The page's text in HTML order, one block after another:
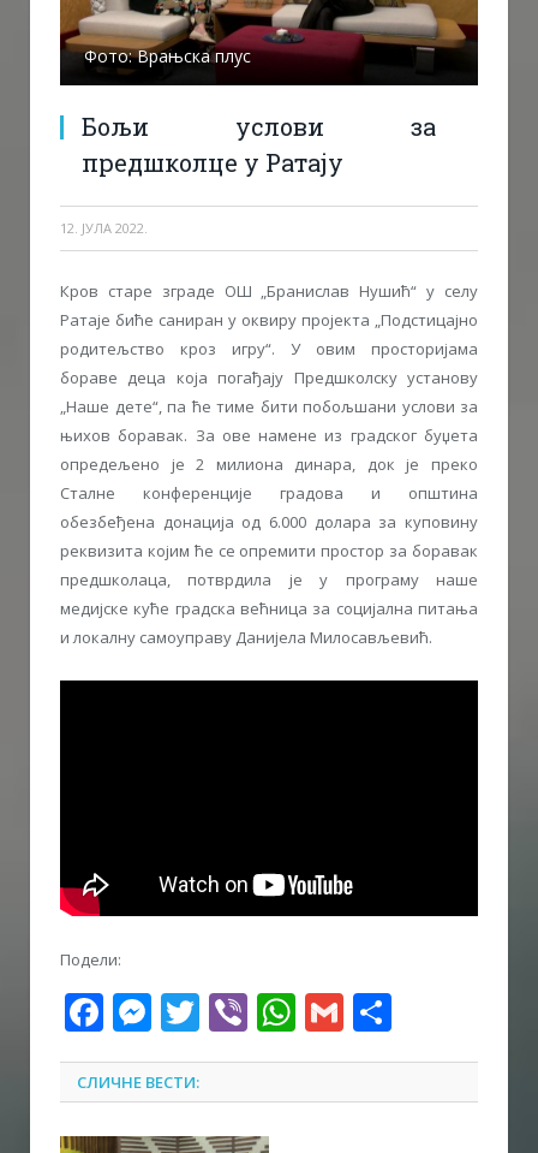
Фото: Врањска плус
Бољи услови за
предшколце у Ратају
12. ЈУЛА 2022.
Кров старе зграде ОШ „Бранислав Нушић“ у селу
Ратаје биће саниран у оквиру пројекта „Подстицајно
родитељство кроз игру“. У овим просторијама
бораве деца која погађају Предшколску установу
„Наше дете“, па ће тиме бити побољшани услови за
њихов боравак. За ове намене из градског буџета
опредељено је 2 милиона динара, док је преко
Сталне конференције градова и општина
обезбеђена донација од 6.000 долара за куповину
реквизита којим ће се опремити простор за боравак
предшколаца, потврдила је у програму наше
медијске куће градска већница за социјална питања
и локалну самоуправу Данијела Милосављевић.
Подели:
Facebook
Messenger
Twitter
ViberWhatsApp
Gmail
СЛИЧНЕ ВЕСТИ: